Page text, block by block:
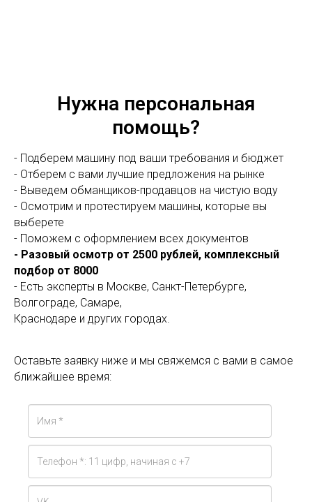
Нужна персональная
помощь?
- Подберем машину под ваши требования и бюджет
- Отберем с вами лучшие предложения на рынке
- Выведем обманщиков-продавцов на чистую воду
- Осмотрим и протестируем машины, которые вы
выберете
- Поможем с оформлением всех документов
- Разовый осмотр от 2500 рублей, комплексный
подбор от 8000
- Есть эксперты в Москве, Санкт-Петербурге,
Волгограде, Самаре,
Краснодаре и других городах.
Оставьте заявку ниже и мы свяжемся с вами в самое
ближайшее время: